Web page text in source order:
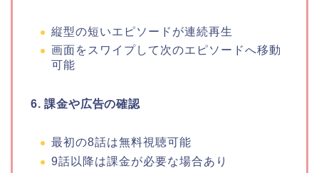
縦型の短いエピソードが連続再生
画面をスワイプして次のエピソードへ移動
可能
6. 課金や広告の確認
最初の8話は無料視聴可能
9話以降は課金が必要な場合あり